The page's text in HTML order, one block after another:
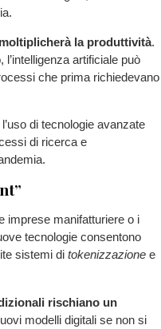
moltiplicherà la produttività.
artificiale può
che prima richiedevano
di tecnologie avanzate
di ricerca e
imprese manifatturiere o i
tecnologie consentono
sistemi di tokenizzazione e
rischiano un
modelli digitali se non si